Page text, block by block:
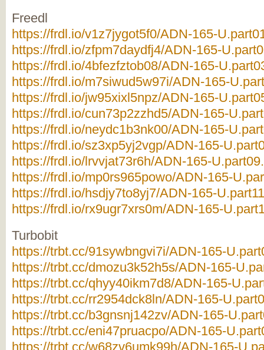
Freedl
https://frdl.io/v1z7jygot5f0/ADN-165-
https://frdl.io/zfpm7daydfj4/ADN-165-
https://frdl.io/4bfezfztob08/ADN-165-
https://frdl.io/m7siwud5w97i/ADN-165-
https://frdl.io/jw95xixl5npz/ADN-165-
https://frdl.io/cun73p2zzhd5/ADN-165-
https://frdl.io/neydc1b3nk00/ADN-165-
https://frdl.io/sz3xp5yj2vgp/ADN-165-
https://frdl.io/lrvvjat73r6h/ADN-165-
https://frdl.io/mp0rs965powo/ADN-165-
https://frdl.io/hsdjy7to8yj7/ADN-165-
https://frdl.io/rx9ugr7xrs0m/ADN-165-
Turbobit
https://trbt.cc/91sywbngvi7i/ADN-165-
https://trbt.cc/dmozu3k52h5s/ADN-165-
https://trbt.cc/qhyy40ikm7d8/ADN-165-
https://trbt.cc/rr2954dck8ln/ADN-165-
https://trbt.cc/b3gnsnj142zv/ADN-165-
https://trbt.cc/eni47pruacpo/ADN-165-
https://trbt.cc/w68zv6umk99h/ADN-165-